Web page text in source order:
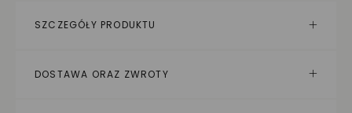
SZCZEGÓŁY PRODUKTU
DOSTAWA ORAZ ZWROTY